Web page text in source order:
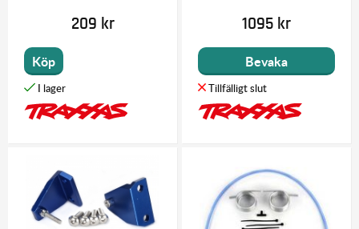
209 kr
Köp
1095 kr
Bevaka